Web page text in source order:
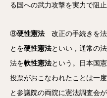
る国への武力攻撃を実力で阻
⑧硬性憲法 改正の手続きを法
とを硬性憲法といい，通常の
法を軟性憲法という。日本国
投票がおこなわれたことは一
と参議院の両院に憲法調査会